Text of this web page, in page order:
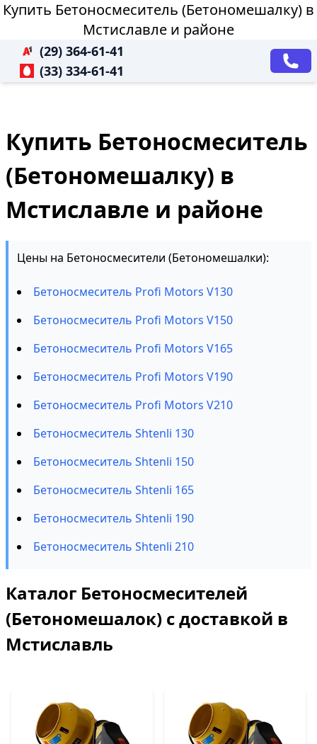
Купить Бетоносмеситель (Бетономешалку) в
Мстиславле и районе
(29) 364-61-41
(33) 334-61-41
Купить Бетоносмеситель
(Бетономешалку) в
Мстиславле и районе
Цены на Бетоносмесители (Бетономешалки):
Бетоносмеситель Profi Motors V130
Бетоносмеситель Profi Motors V150
Бетоносмеситель Profi Motors V165
Бетоносмеситель Profi Motors V190
Бетоносмеситель Profi Motors V210
Бетоносмеситель Shtenli 130
Бетоносмеситель Shtenli 150
Бетоносмеситель Shtenli 165
Бетоносмеситель Shtenli 190
Бетоносмеситель Shtenli 210
Каталог Бетоносмесителей
(Бетономешалок) с доставкой в
Мстиславль